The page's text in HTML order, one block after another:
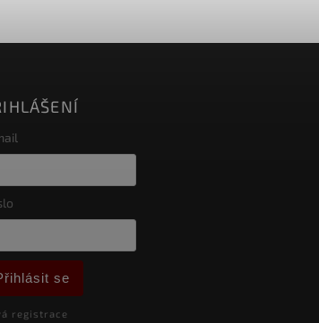
se
registrace